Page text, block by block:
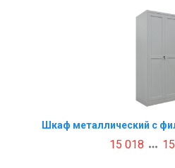
Шкаф металлический с
15 018 